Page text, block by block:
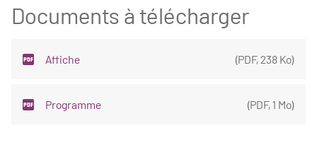
Documents à télécharger
Affiche (PDF,238 Ko)
Programme (PDF,1 Mo)